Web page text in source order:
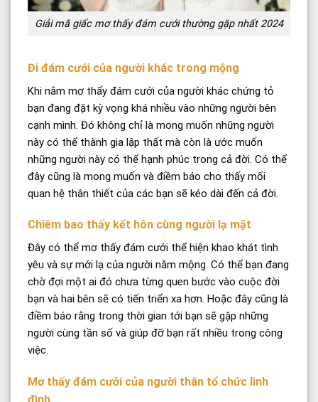
Giải mã giấc mơ thấy đám cưới thường gặp nhất 2024
Đi đám cưới của người khác trong mộng
Khi nằm mơ thấy đám cưới của người khác chứng tỏ
bạn đang đặt kỳ vọng khá nhiều vào những người bên
cạnh mình. Đó không chỉ là mong muốn những người
này có thể thành gia lập thất mà còn là ước muốn
những người này có thể hạnh phúc trong cả đời. Có thể
đây cũng là mong muốn và điềm báo cho thấy mối
quan hệ thân thiết của các bạn sẽ kéo dài đến cả đời.
Chiêm bao thấy kết hôn cùng người lạ mặt
Đây có thể mơ thấy đám cưới thể hiện khao khát tình
yêu và sự mới lạ của người nằm mộng. Có thể bạn đang
chờ đợi một ai đó chưa từng quen bước vào cuộc đời
bạn và hai bên sẽ có tiến triển xa hơn. Hoặc đây cũng là
điềm báo rằng trong thời gian tới bạn sẽ gặp những
người cùng tần số và giúp đỡ bạn rất nhiều trong công
việc.
Mơ thấy đám cưới của người thân tổ chức linh
đình